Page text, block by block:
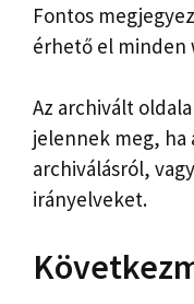
Fontos
érhető el minden
Az archivált
jelennek meg, ha
archiválásról,
irányelveket.